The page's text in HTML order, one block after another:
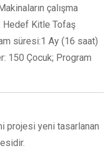
çalışma
Hedef Kitle Tofaş
süresi:1 Ay (16 saat)
150 Çocuk; Program
projesi yeni tasarlanan